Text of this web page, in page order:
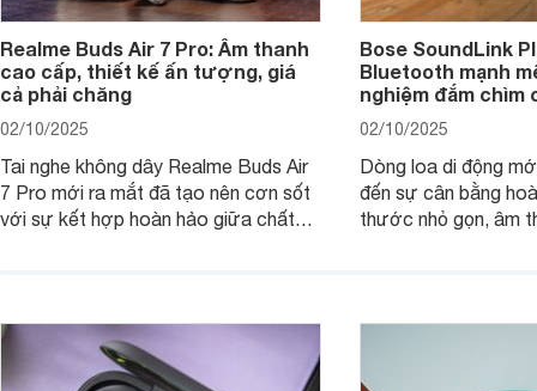
Realme Buds Air 7 Pro: Âm thanh
cao cấp, thiết kế ấn tượng, giá
cả phải chăng
02/10/2025
Tai nghe không dây Realme Buds Air
7 Pro mới ra mắt đã tạo nên cơn sốt
với sự kết hợp hoàn hảo giữa chất
Bose SoundLink
Bluetooth mạnh
nghiệm đắm chìm
02/10/2025
Dòng loa di động
đến sự cân bằng
thước nhỏ gọn, âm